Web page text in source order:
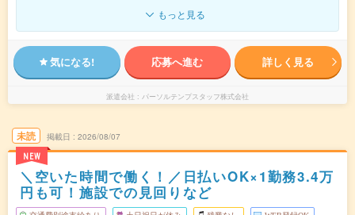
もっと見る
気になる! 応募へ進む 詳しく見る
派遣会社 パーソルテンプスタッフ株式会社
未読
NEW
掲載日 2026/08/07
＼空いた時間で働く！／日払いOK×1勤務3.4万
円も可！施設での見回りなど